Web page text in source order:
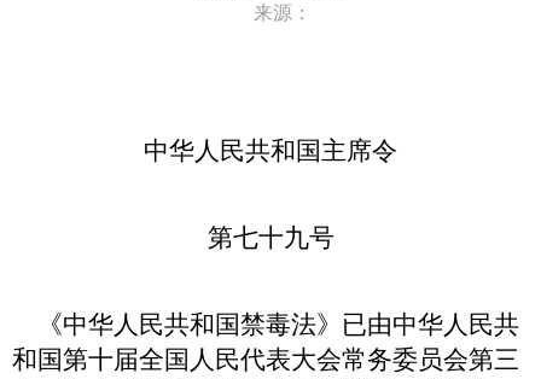
来源：
中华人民共和国主席令
第七十九号
《中华人民共和国禁毒法》已由中华人民共
和国第十届全国人民代表大会常务委员会第三